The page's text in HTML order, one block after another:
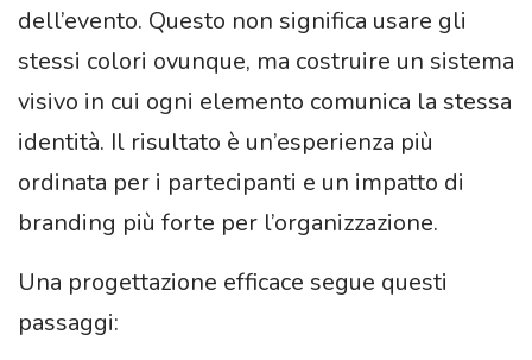
dell’evento. Questo non significa usare gli
stessi colori ovunque, ma costruire un sistema
visivo in cui ogni elemento comunica la stessa
identità. Il risultato è un’esperienza più
ordinata per i partecipanti e un impatto di
branding più forte per l’organizzazione.
Una progettazione efficace segue questi
passaggi: